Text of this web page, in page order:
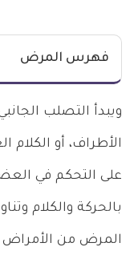
فهرس المرض
ويبدأ التصلب
الأطراف، أو الكلام
على التحكم في
بالحركة والكلام
المرض من الأمراض